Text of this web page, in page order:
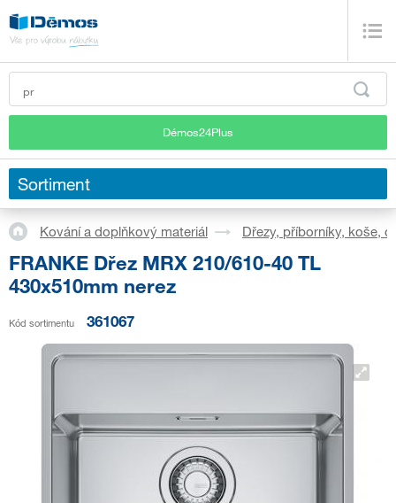
Démos24Plus
Sortiment
Kování a doplňkový materiál Dřezy, příborníky, koše,
FRANKE Dřez MRX 210/610-40 TL
430x510mm nerez
Kód sortimentu 361067